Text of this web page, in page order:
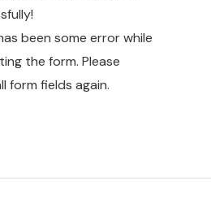
been some error while
the form. Please
form fields again.